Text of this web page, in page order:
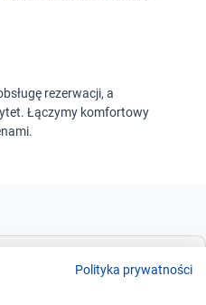
rezerwacji, a
Łączymy komfortowy
Polityka prywatności